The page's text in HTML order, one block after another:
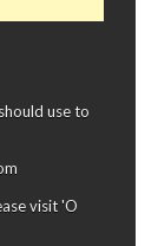
use to
visit 'O